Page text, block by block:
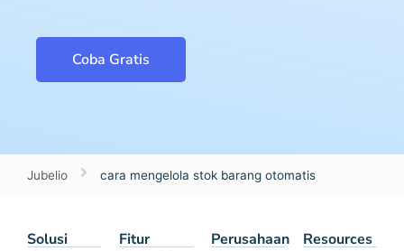
Coba Gratis
Jubelio cara mengelola stok barang otomatis
Solusi Fitur Perusahaan Resources